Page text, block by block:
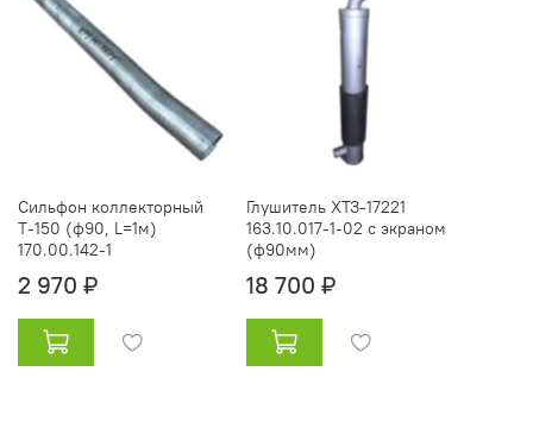
Сильфон коллекторный
Т-150 (ф90, L=1м)
170.00.142-1
2 970 ₽
Глушитель ХТЗ-17221
163.10.017-1-02 с экраном
(ф90мм)
18 700 ₽